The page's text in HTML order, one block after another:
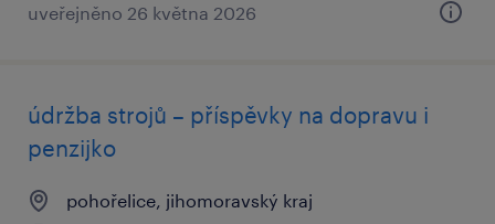
uveřejněno 26 května 2026
údržba strojů – příspěvky na dopravu i
penzijko
pohořelice, jihomoravský kraj